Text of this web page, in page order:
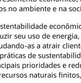
no ambiente e na
seu uso de
as a atrair
de
prioridades e
naturais